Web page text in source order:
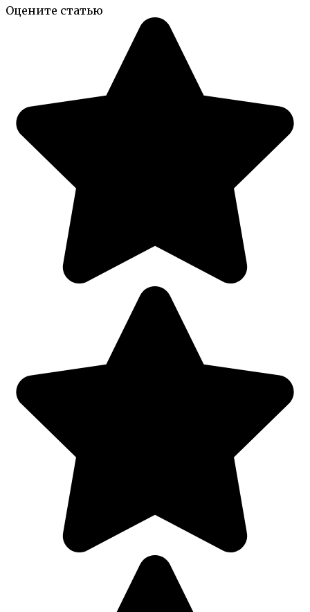
Оцените статью